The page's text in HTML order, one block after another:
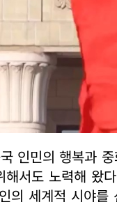
인민의 행복과
서도 노력해 왔
의 세계적 시야를